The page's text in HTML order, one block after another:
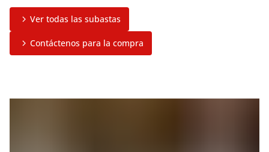
Ver todas las subastas
Contáctenos para la compra